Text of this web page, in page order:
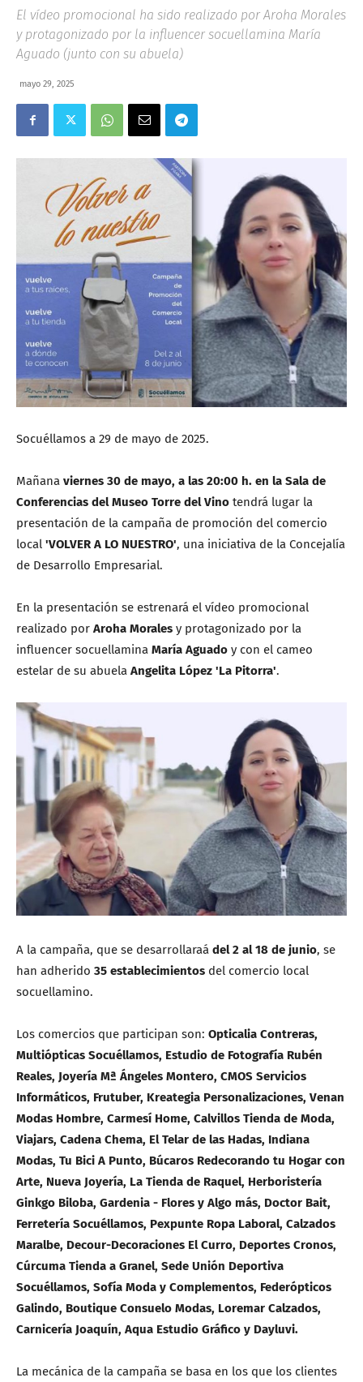
El vídeo promocional ha sido realizado por Aroha Morales
y protagonizado por la influencer socuellamina María
Aguado (junto con su abuela)
mayo 29, 2025
Socuéllamos a 29 de mayo de 2025.
Mañana viernes 30 de mayo, a las 20:00 h. en la Sala de
Conferencias del Museo Torre del Vino tendrá lugar la
presentación de la campaña de promoción del comercio
local 'VOLVER A LO NUESTRO', una iniciativa de la Concejalía
de Desarrollo Empresarial.
En la presentación se estrenará el vídeo promocional
realizado por Aroha Morales y protagonizado por la
influencer socuellamina María Aguado y con el cameo
estelar de su abuela Angelita López 'La Pitorra'.
A la campaña, que se desarrollaraá del 2 al 18 de junio, se
han adherido 35 establecimientos del comercio local
socuellamino.
Los comercios que participan son: Opticalia Contreras,
Multiópticas Socuéllamos, Estudio de Fotografía Rubén
Reales, Joyería Mª Ángeles Montero, CMOS Servicios
Informáticos, Frutuber, Kreategia Personalizaciones, Venan
Modas Hombre, Carmesí Home, Calvillos Tienda de Moda,
Viajars, Cadena Chema, El Telar de las Hadas, Indiana
Modas, Tu Bici A Punto, Búcaros Redecorando tu Hogar con
Arte, Nueva Joyería, La Tienda de Raquel, Herboristería
Ginkgo Biloba, Gardenia - Flores y Algo más, Doctor Bait,
Ferretería Socuéllamos, Pexpunte Ropa Laboral, Calzados
Maralbe, Decour-Decoraciones El Curro, Deportes Cronos,
Cúrcuma Tienda a Granel, Sede Unión Deportiva
Socuéllamos, Sofía Moda y Complementos, Federópticos
Galindo, Boutique Consuelo Modas, Loremar Calzados,
Carnicería Joaquín, Aqua Estudio Gráfico y Dayluvi.
La mecánica de la campaña se basa en los que los clientes